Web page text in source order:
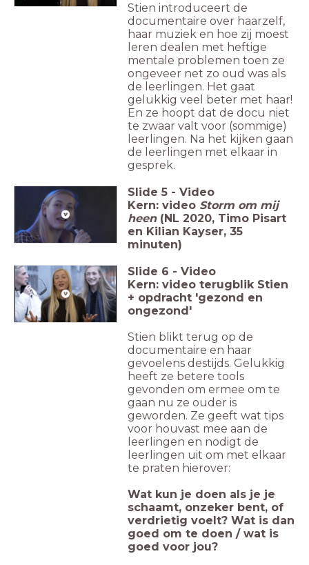
Stien introduceert de
documentaire over haarzelf,
haar muziek en hoe zij moest
leren dealen met heftige
mentale problemen toen ze
ongeveer net zo oud was als
de leerlingen. Het gaat
gelukkig veel beter met haar!
En ze hoopt dat de docu niet
te zwaar valt voor (sommige)
leerlingen. Na het kijken gaan
de leerlingen met elkaar in
gesprek.
Slide 5 - Video
Kern: video Storm om mij
heen(NL 2020, Timo Pisart
en Kilian Kayser, 35
minuten)
Slide 6 - Video
Kern: video terugblik Stien
+ opdracht 'gezond en
ongezond'
Stien blikt terug op de
documentaire en haar
gevoelens destijds. Gelukkig
heeft ze betere tools
gevonden om ermee om te
gaan nu ze ouder is
geworden. Ze geeft wat tips
voor houvast mee aan de
leerlingen en nodigt de
leerlingen uit om met elkaar
te praten hierover:
Wat kun je doen als je je
schaamt, onzeker bent, of
verdrietig voelt? Wat is dan
goed om te doen / wat is
goed voor jou?